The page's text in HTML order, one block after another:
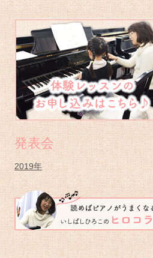
メ
イ
ン
サ
イ
ド
バ
ー
発表会
2019年